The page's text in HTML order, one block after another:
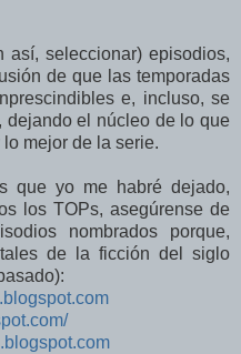
así, seleccionar) episodios,
de que las temporadas
e, incluso, se
dejando el núcleo de lo que
mejor de la serie.
que yo me habré dejado,
los TOPs, asegúrense de
nombrados porque,
de la ficción del siglo
com
com/